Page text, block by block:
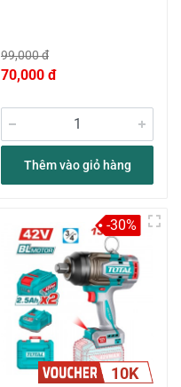
99,000 đ
70,000 đ
Thêm vào giỏ hàng
10K
-30%